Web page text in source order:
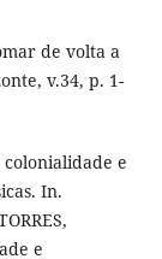
de volta a
v.34, p. 1-
colonialidade e
In.
e